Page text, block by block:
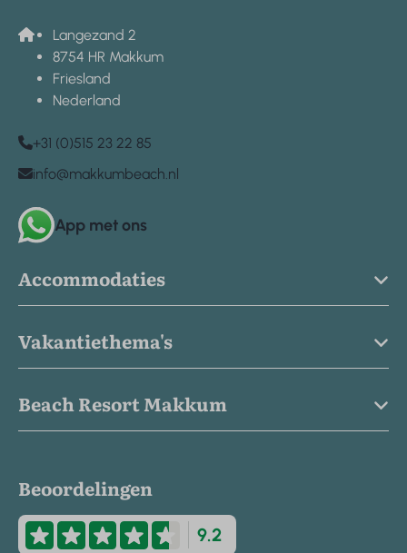
Langezand 2
8754 HR Makkum
Friesland
Nederland
+31 (0)515 23 22 85
info@makkumbeach.nl
App met ons
Accommodaties
Vakantiethema's
Beach Resort Makkum
Beoordelingen
9.2